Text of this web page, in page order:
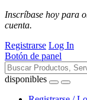
Inscríbase hoy para
cuenta.
Registrarse Log In
Botón de panel
disponibles